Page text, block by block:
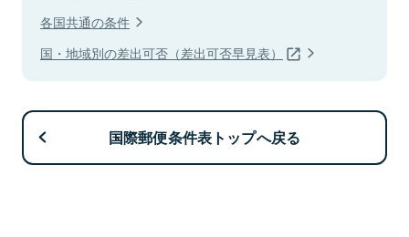
各国共通の条件
国・地域別の差出可否（差出可否早見表）
国際郵便条件表トップへ戻る